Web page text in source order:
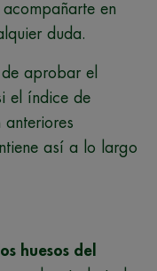
en
duda.
aprobar el
el índice de
así a lo largo
huesos del